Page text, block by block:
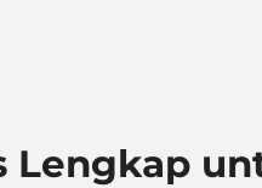
Lengkap